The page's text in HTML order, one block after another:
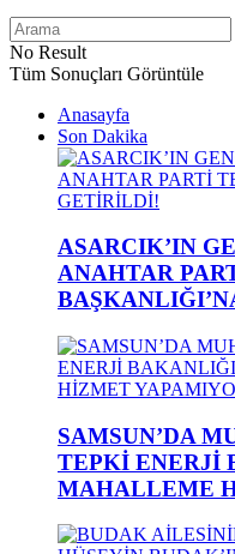
No Result
Tüm Sonuçları Görüntüle
Anasayfa
Son Dakika
ASARCIK’IN
ANAHTAR
SAMSUN’DA
TEPKİ ENERJİ
MAHALLEME